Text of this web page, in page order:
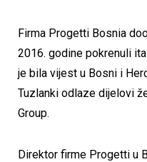
Firma Progetti Bosnia
2016. godine pokrenuli
je bila vijest u Bosni i
Tuzlanki odlaze dijelovi
Group.
Direktor firme Progetti u